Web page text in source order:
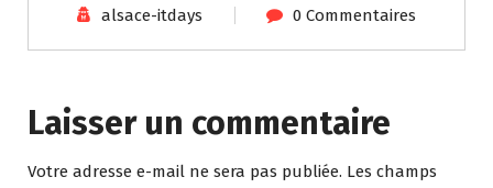
alsace-itdays 0 Commentaires
Laisser un commentaire
Votre adresse e-mail ne sera pas publiée. Les champs